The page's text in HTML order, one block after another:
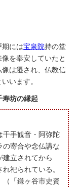
には宝泉院持の堂
を奉安していたと
は遷され、仏教信
います。
寿坊の縁起
千手観音・阿弥陀
の寄合や念仏講な
建立されてから
祀られている。
（「鎌ヶ谷市史資